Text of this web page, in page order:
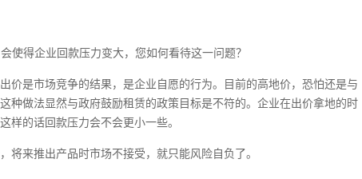
使得企业回款压力变大，您如何看待这一问题？
价是市场竞争的结果，是企业自愿的行为。目前的高地价，恐怕还是与
种做法显然与政府鼓励租赁的政策目标是不符的。企业在出价拿地的时
样的话回款压力会不会更小一些。
将来推出产品时市场不接受，就只能风险自负了。